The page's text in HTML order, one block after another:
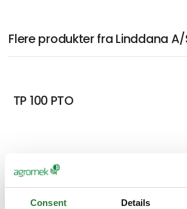
Consent Details
Flere produkter fra Linddana A/
TP 100 PTO
TP 200 PTO